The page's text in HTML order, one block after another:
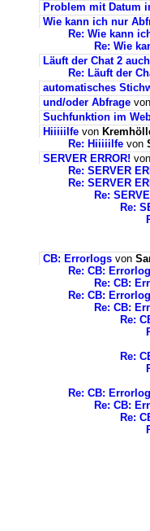
Problem mit Datum
Wie kann ich nur
Re: Wie kann
Re: Wie
Läuft der Chat 2
Re: Läuft der
automatisches
und/oder Abfrage von
Suchfunktion im
Hiiiiilfe von
Re: Hiiiiilfe von
SERVER ERROR! von
Re: SERVER
Re: SERVER
Re:
Re:
CB: Errorlogs von
Re: CB:
Re: CB:
Re: CB:
Re: CB:
Re:
Re:
Re: CB:
Re: CB:
Re: